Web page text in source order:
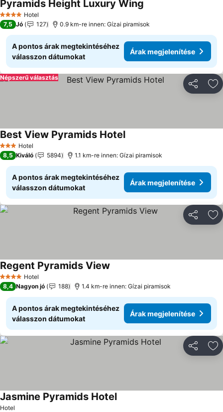
4 KategóriaHotel
Pyramids Height Luxury Wing
7,5 Jó 127 0.9 km-re innen: Gízai piramisok
A pontos árak megtekintéséhez
válasszon dátumokat
Árak megjelenítése
Népszerű választás
3 Kategória
Hotel
Best View Pyramids HotelÁrak megjelenítése
8,5 Kiváló 5894 1.1 km-re innen: Gízai piramisok
A pontos árak megtekintéséhez
válasszon dátumokat
Árak megjelenítése
4 KategóriaHotel
Regent Pyramids View
8,4 Nagyon jó 188 1.4 km-re innen: Gízai piramisok
A pontos árak megtekintéséhez
válasszon dátumokat
Árak megjelenítése
Hotel
Jasmine Pyramids HotelÁrak megjelenítése